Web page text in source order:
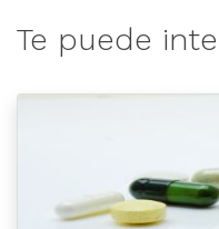
Te puede